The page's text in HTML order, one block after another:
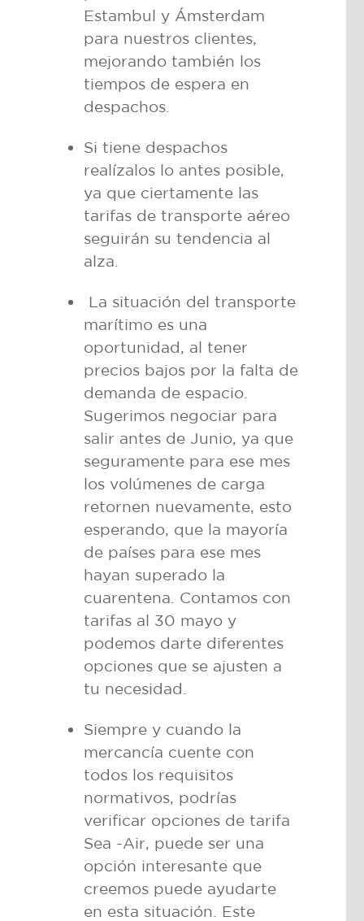
Estambul y Ámsterdam
para nuestros clientes,
mejorando también los
tiempos de espera en
despachos.
Si tiene despachos
realízalos lo antes posible,
ya que ciertamente las
tarifas de transporte aéreo
seguirán su tendencia al
alza.
La situación del transporte
marítimo es una
oportunidad, al tener
precios bajos por la falta de
demanda de espacio.
Sugerimos negociar para
salir antes de Junio, ya que
seguramente para ese mes
los volúmenes de carga
retornen nuevamente, esto
esperando, que la mayoría
de países para ese mes
hayan superado la
cuarentena. Contamos con
tarifas al 30 mayo y
podemos darte diferentes
opciones que se ajusten a
tu necesidad.
Siempre y cuando la
mercancía cuente con
todos los requisitos
normativos, podrías
verificar opciones de tarifa
Sea -Air, puede ser una
opción interesante que
creemos puede ayudarte
en esta situación. Este